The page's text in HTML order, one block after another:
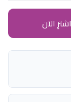
اشترِ الآن